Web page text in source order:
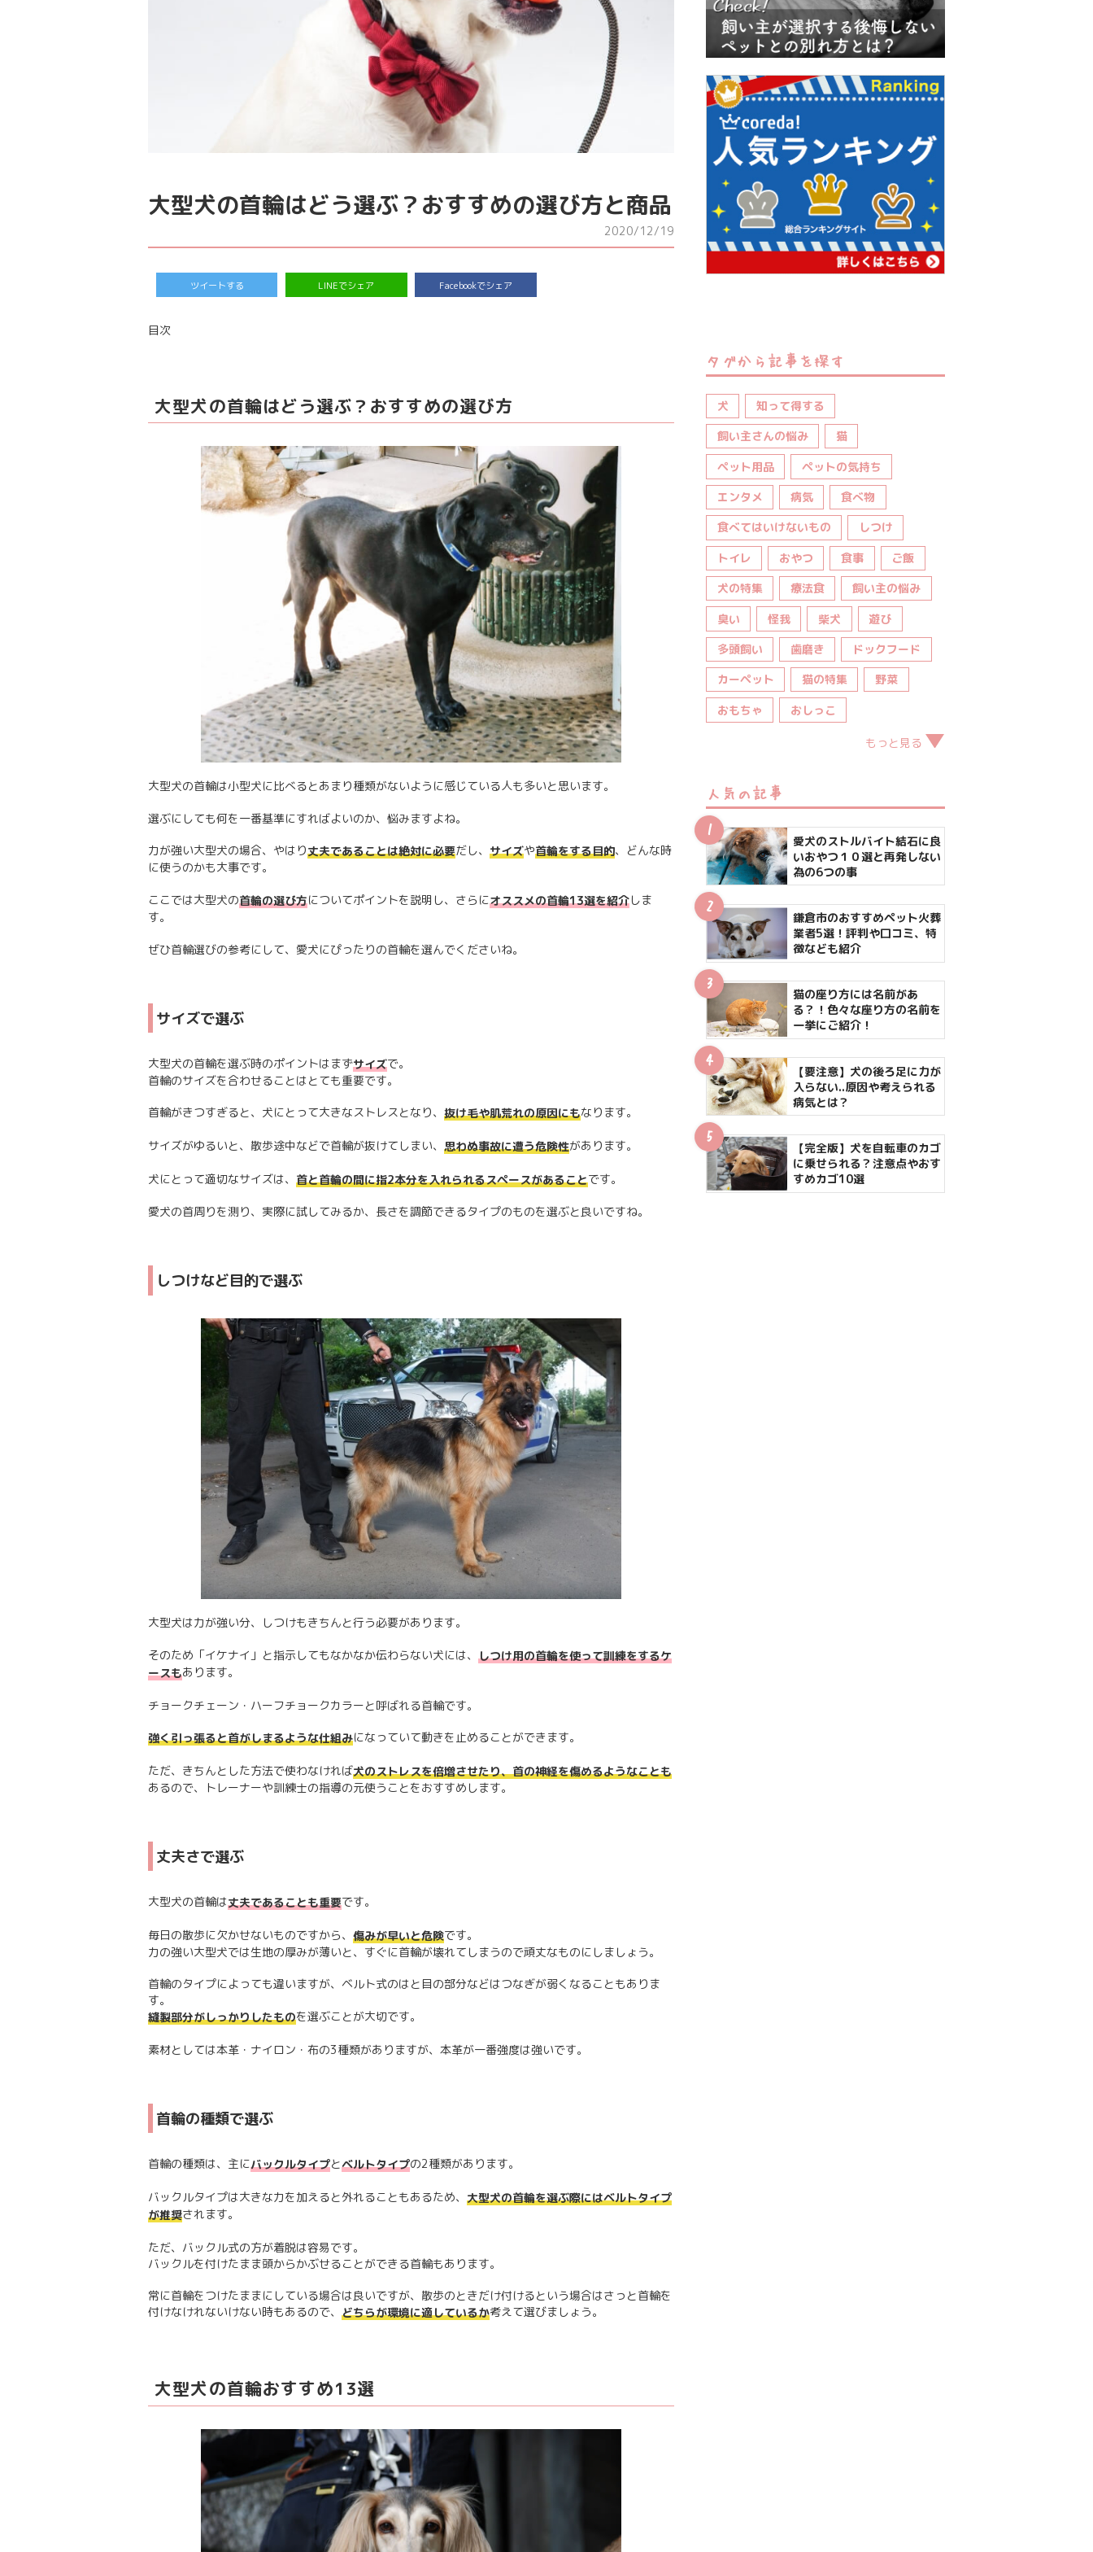
大型犬の首輪はどう選ぶ？おすすめの選び方と商品
2020/12/19
ツイートする LINEでシェア Facebookでシェア
目次
大型犬の首輪はどう選ぶ？おすすめの選び方
大型犬の首輪は小型犬に比べるとあまり種類がないように感じている人も多いと思います。
選ぶにしても何を一番基準にすればよいのか、悩みますよね。
力が強い大型犬の場合、やはり丈夫であることは絶対に必要だし、 サイズや首輪をする目的、どんな時
に使うのかも大事です。
ここでは大型犬の首輪の選び方についてポイントを説明し、さらにオススメの首輪13選を紹介しま
す。
ぜひ首輪選びの参考にして、愛犬にぴったりの首輪を選んでくださいね。
サイズで選ぶ
大型犬の首輪を選ぶ時のポイントはまずサイズで。
首輪のサイズを合わせることはとても重要です。
首輪がきつすぎると、犬にとって大きなストレスとなり、 抜け毛や肌荒れの原因にもなります。
サイズがゆるいと、散歩途中などで首輪が抜けてしまい、 思わぬ事故に遭う危険性があります。
犬にとって適切なサイズは、 首と首輪の間に指2本分を入れられるスペースがあることです。
愛犬の首周りを測り、実際に試してみるか、長さを調節できるタイプのものを選ぶと良いですね。
しつけなど目的で選ぶ
大型犬は力が強い分、しつけもきちんと行う必要があります。
そのため「イケナイ」と指示してもなかなか伝わらない犬には、 しつけ用の首輪を使って訓練をするケ
ースもあります。
チョークチェーン・ハーフチョークカラーと呼ばれる首輪です。
強く引っ張ると首がしまるような仕組みになっていて動きを止めることができます。
ただ、きちんとした方法で使わなければ犬のストレスを倍増させたり、首の神経を傷めるようなことも
あるので、トレーナーや訓練士の指導の元使うことをおすすめします。
丈夫さで選ぶ
大型犬の首輪は丈夫であることも重要です。
毎日の散歩に欠かせないものですから、 傷みが早いと危険です。
力の強い大型犬では生地の厚みが薄いと、すぐに首輪が壊れてしまうので頑丈なものにしましょう。
首輪のタイプによっても違いますが、ベルト式のはと目の部分などはつなぎが弱くなることもありま
す。
縫製部分がしっかりしたものを選ぶことが大切です。
素材としては本革・ナイロン・布の3種類がありますが、本革が一番強度は強いです。
首輪の種類で選ぶ
首輪の種類は、主にバックルタイプとベルトタイプの2種類があります。
バックルタイプは大きな力を加えると外れることもあるため、 大型犬の首輪を選ぶ際にはベルトタイプ
が推奨されます。
ただ、バックル式の方が着脱は容易です。
バックルを付けたまま頭からかぶせることができる首輪もあります。
常に首輪をつけたままにしている場合は良いですが、散歩のときだけ付けるという場合はさっと首輪を
付けなけれないけない時もあるので、 どちらが環境に適しているか考えて選びましょう。
大型犬の首輪おすすめ13選
タグから記事を探す
犬
知って得する
飼い主さんの悩み
猫
ペット用品
ペットの気持ち
エンタメ
病気
食べ物
食べてはいけないもの
しつけ
トイレ
おやつ 食事
ご飯
犬の特集
療法食
飼い主の悩み
臭い
怪我 柴犬
遊び
多頭飼い
歯磨き
ドックフード
カーペット
猫の特集
野菜
おもちゃ
おしっこ
もっと見る
人気の記事
愛犬のストルバイト結石に良
いおやつ１０選と再発しない
為の6つの事
鎌倉市のおすすめペット火葬
業者5選！評判や口コミ、特
徴なども紹介
猫の座り方には名前があ
る？！色々な座り方の名前を
一挙にご紹介！
【要注意】犬の後ろ足に力が
入らない..原因や考えられる
病気とは？
【完全版】犬を自転車のカゴ
に乗せられる？注意点やおす
すめカゴ10選